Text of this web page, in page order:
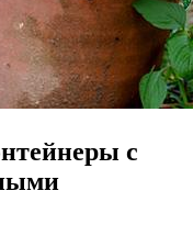
с